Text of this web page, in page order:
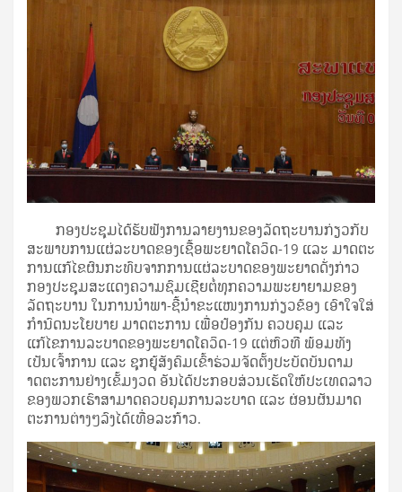
ກອງປະຊຸມໄດ້ຮັບຟັງການລາຍງານຂອງລັດຖະບານກ່ຽວກັບ
ສະພາບການແຜ່ລະບາດຂອງເຊື້ອພະຍາດໂຄວິດ-19 ແລະ ມາດຕະ
ການແກ້ໄຂຜົນກະທົບຈາກການແຜ່ລະບາດຂອງພະຍາດດັ່ງກ່າວ
ກອງປະຊຸມສະແດງຄວາມຊົມເຊີຍຕໍ່ທຸກຄວາມພະຍາຍາມຂອງ
ລັດຖະບານ ໃນການນໍາພາ-ຊີ້ນໍາຂະແໜງການກ່ຽວຂ້ອງ ເອົາໃຈໃສ່
ກໍານົດນະໂຍບາຍ ມາດຕະການ ເພື່ອປ້ອງກັນ ຄວບຄຸມ ແລະ
ແກ້ໄຂການລະບາດຂອງພະຍາດໂຄວິດ-19 ແຕ່ຫົວທີ ພ້ອມທັງ
ເປັນເຈົ້າການ ແລະ ຊຸກຍູ້ສັງຄົມເຂົ້າຮ່ວມຈັດຕັ້ງປະບັດບັນດາມ
າດຕະການຢ່າງເຂັ້ມງວດ ອັນໄດ້ປະກອບສ່ວນເຮັດໃຫ້ປະເທດລາວ
ຂອງພວກເຮົາສາມາດຄວບຄຸມການລະບາດ ແລະ ຜ່ອນຜັນມາດ
ຕະການຕ່າງໆລົງໄດ້ເທື່ອລະກ້າວ.